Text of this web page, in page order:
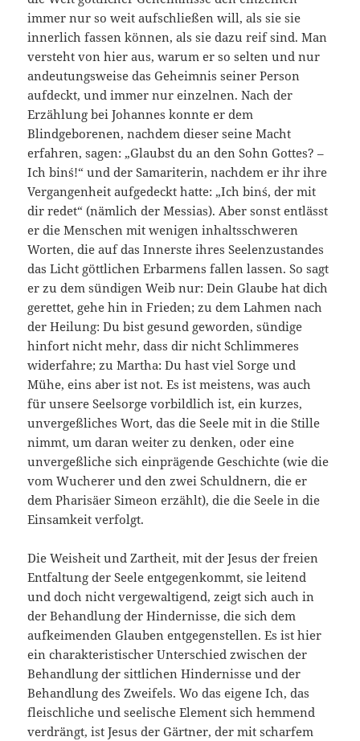
immer nur so weit aufschließen will, als sie sie
innerlich fassen können, als sie dazu reif sind. Man
versteht von hier aus, warum er so selten und nur
andeutungsweise das Geheimnis seiner Person
aufdeckt, und immer nur einzelnen. Nach der
Erzählung bei Johannes konnte er dem
Blindgeborenen, nachdem dieser seine Macht
erfahren, sagen: „Glaubst du an den Sohn Gottes? –
Ich bin´s!“ und der Samariterin, nachdem er ihr ihre
Vergangenheit aufgedeckt hatte: „Ich bin´s, der mit
dir redet“ (nämlich der Messias). Aber sonst entlässt
er die Menschen mit wenigen inhaltsschweren
Worten, die auf das Innerste ihres Seelenzustandes
das Licht göttlichen Erbarmens fallen lassen. So sagt
er zu dem sündigen Weib nur: Dein Glaube hat dich
gerettet, gehe hin in Frieden; zu dem Lahmen nach
der Heilung: Du bist gesund geworden, sündige
hinfort nicht mehr, dass dir nicht Schlimmeres
widerfahre; zu Martha: Du hast viel Sorge und
Mühe, eins aber ist not. Es ist meistens, was auch
für unsere Seelsorge vorbildlich ist, ein kurzes,
unvergeßliches Wort, das die Seele mit in die Stille
nimmt, um daran weiter zu denken, oder eine
unvergeßliche sich einprägende Geschichte (wie die
vom Wucherer und den zwei Schuldnern, die er
dem Pharisäer Simeon erzählt), die die Seele in die
Einsamkeit verfolgt.
Die Weisheit und Zartheit, mit der Jesus der freien
Entfaltung der Seele entgegenkommt, sie leitend
und doch nicht vergewaltigend, zeigt sich auch in
der Behandlung der Hindernisse, die sich dem
aufkeimenden Glauben entgegenstellen. Es ist hier
ein charakteristischer Unterschied zwischen der
Behandlung der sittlichen Hindernisse und der
Behandlung des Zweifels. Wo das eigene Ich, das
fleischliche und seelische Element sich hemmend
verdrängt, ist Jesus der Gärtner, der mit scharfem